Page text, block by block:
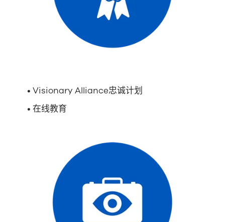
•Visionary Alliance忠诚计划
• 在线教育